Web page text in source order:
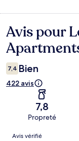
Avis
Avis pour
7,4 Bien
422 avis
7,8
Propreté
Avis
Avis vérifié